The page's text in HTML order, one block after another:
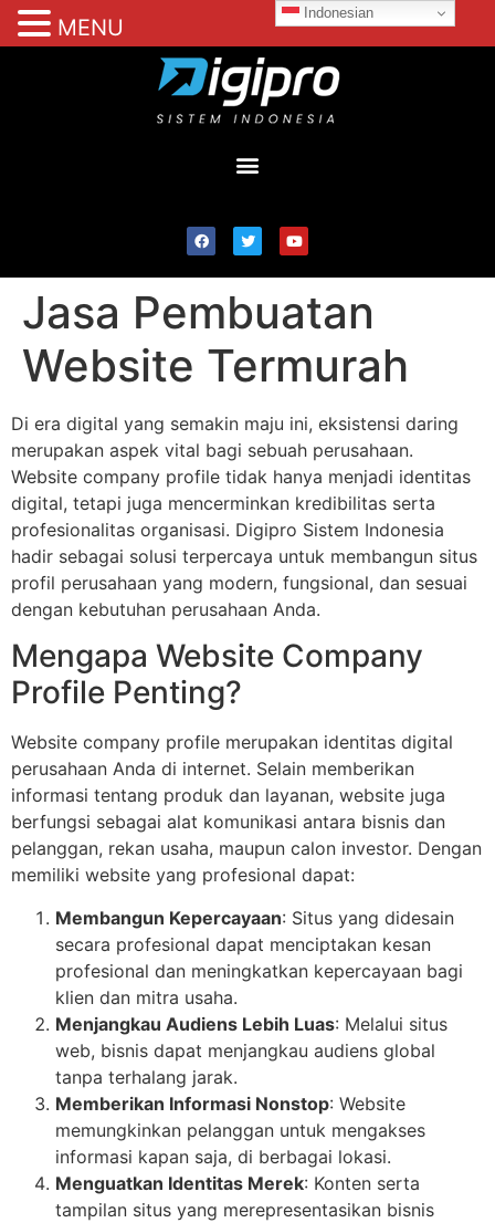
Jasa Pembuatan
Website Termurah
Di era digital yang semakin maju ini, eksistensi daring
merupakan aspek vital bagi sebuah perusahaan.
Website company profile tidak hanya menjadi identitas
digital, tetapi juga mencerminkan kredibilitas serta
profesionalitas organisasi. Digipro Sistem Indonesia
hadir sebagai solusi terpercaya untuk membangun situs
profil perusahaan yang modern, fungsional, dan sesuai
dengan kebutuhan perusahaan Anda.
Mengapa Website Company
Profile Penting?
Website company profile merupakan identitas digital
perusahaan Anda di internet. Selain memberikan
informasi tentang produk dan layanan, website juga
berfungsi sebagai alat komunikasi antara bisnis dan
pelanggan, rekan usaha, maupun calon investor. Dengan
memiliki website yang profesional dapat:
Membangun Kepercayaan: Situs yang didesain
secara profesional dapat menciptakan kesan
profesional dan meningkatkan kepercayaan bagi
klien dan mitra usaha.
Menjangkau Audiens Lebih Luas: Melalui situs
web, bisnis dapat menjangkau audiens global
tanpa terhalang jarak.
Memberikan Informasi Nonstop: Website
memungkinkan pelanggan untuk mengakses
informasi kapan saja, di berbagai lokasi.
Menguatkan Identitas Merek: Konten serta
tampilan situs yang merepresentasikan bisnis
Indonesian
MENU